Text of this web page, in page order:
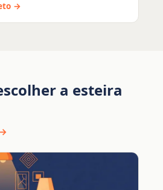
→
a esteira